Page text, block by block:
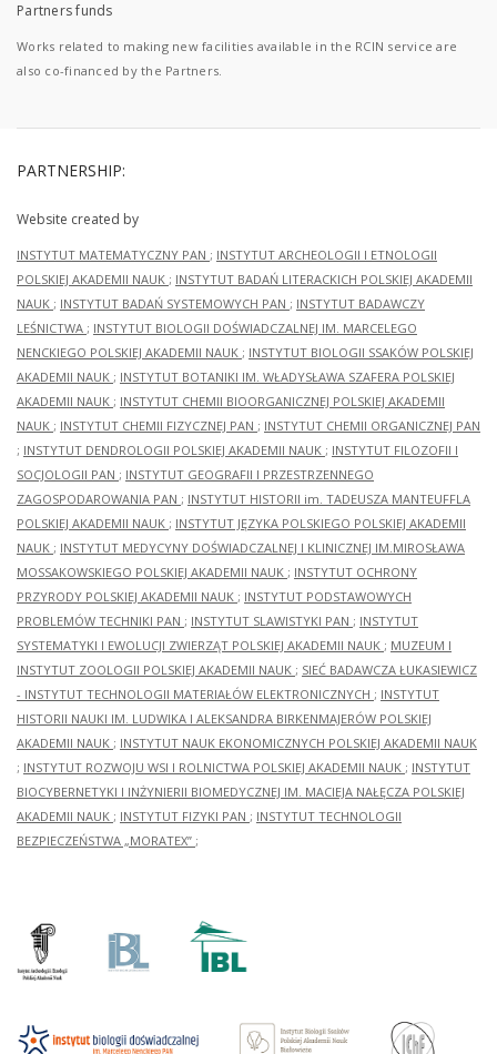
Partners funds
Works related to making new facilities available in the RCIN service are
also co-financed by the Partners.
PARTNERSHIP:
Website created by
INSTYTUT MATEMATYCZNY PAN ; INSTYTUT ARCHEOLOGII I ETNOLOGII
POLSKIEJ AKADEMII NAUK ; INSTYTUT BADAŃ LITERACKICH POLSKIEJ AKADEMII
NAUK ; INSTYTUT BADAŃ SYSTEMOWYCH PAN ; INSTYTUT BADAWCZY
LEŚNICTWA ; INSTYTUT BIOLOGII DOŚWIADCZALNEJ IM. MARCELEGO
NENCKIEGO POLSKIEJ AKADEMII NAUK ; INSTYTUT BIOLOGII SSAKÓW POLSKIEJ
AKADEMII NAUK ; INSTYTUT BOTANIKI IM. WŁADYSŁAWA SZAFERA POLSKIEJ
AKADEMII NAUK ; INSTYTUT CHEMII BIOORGANICZNEJ POLSKIEJ AKADEMII
NAUK ; INSTYTUT CHEMII FIZYCZNEJ PAN ; INSTYTUT CHEMII ORGANICZNEJ PAN
; INSTYTUT DENDROLOGII POLSKIEJ AKADEMII NAUK ; INSTYTUT FILOZOFII I
SOCJOLOGII PAN ; INSTYTUT GEOGRAFII I PRZESTRZENNEGO
ZAGOSPODAROWANIA PAN ; INSTYTUT HISTORII im. TADEUSZA MANTEUFFLA
POLSKIEJ AKADEMII NAUK ; INSTYTUT JĘZYKA POLSKIEGO POLSKIEJ AKADEMII
NAUK ; INSTYTUT MEDYCYNY DOŚWIADCZALNEJ I KLINICZNEJ IM.MIROSŁAWA
MOSSAKOWSKIEGO POLSKIEJ AKADEMII NAUK ; INSTYTUT OCHRONY
PRZYRODY POLSKIEJ AKADEMII NAUK ; INSTYTUT PODSTAWOWYCH
PROBLEMÓW TECHNIKI PAN ; INSTYTUT SLAWISTYKI PAN ; INSTYTUT
SYSTEMATYKI I EWOLUCJI ZWIERZĄT POLSKIEJ AKADEMII NAUK ; MUZEUM I
INSTYTUT ZOOLOGII POLSKIEJ AKADEMII NAUK ; SIEĆ BADAWCZA ŁUKASIEWICZ
- INSTYTUT TECHNOLOGII MATERIAŁÓW ELEKTRONICZNYCH ; INSTYTUT
HISTORII NAUKI IM. LUDWIKA I ALEKSANDRA BIRKENMAJERÓW POLSKIEJ
AKADEMII NAUK ; INSTYTUT NAUK EKONOMICZNYCH POLSKIEJ AKADEMII NAUK
; INSTYTUT ROZWOJU WSI I ROLNICTWA POLSKIEJ AKADEMII NAUK ; INSTYTUT
BIOCYBERNETYKI I INŻYNIERII BIOMEDYCZNEJ IM. MACIEJA NAŁĘCZA POLSKIEJ
AKADEMII NAUK ; INSTYTUT FIZYKI PAN ; INSTYTUT TECHNOLOGII
BEZPIECZEŃSTWA „MORATEX” ;